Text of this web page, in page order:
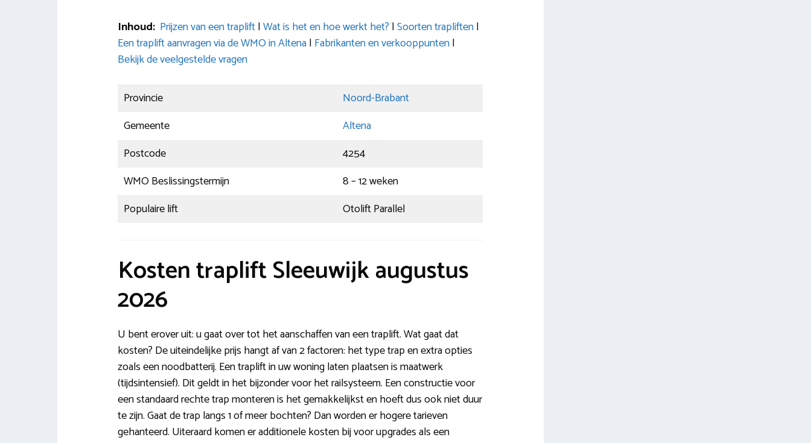
Inhoud: Prijzen van een traplift|Wat is het en hoe werkt het? |Soorten trapliften|
Een traplift aanvragen via de WMO in Altena| Fabrikanten en verkooppunten|
Bekijk de veelgestelde vragen
Provincie
Noord-Brabant
Gemeente
Altena
Postcode
4254
WMO Beslissingstermijn
8 – 12 weken
Populaire lift
Otolift Parallel
Kosten traplift Sleeuwijk augustus
2026
U bent erover uit: u gaat over tot het aanschaffen van een traplift. Wat gaat dat
kosten? De uiteindelijke prijs hangt af van 2 factoren: het type trap en extra opties
zoals een noodbatterij. Een traplift in uw woning laten plaatsen is maatwerk
(tijdsintensief). Dit geldt in het bijzonder voor het railsysteem. Een constructie voor
een standaard rechte trap monteren is het gemakkelijkst en hoeft dus ook niet duur
te zijn. Gaat de trap langs 1 of meer bochten? Dan worden er hogere tarieven
gehanteerd. Uiteraard komen er additionele kosten bij voor upgrades als een